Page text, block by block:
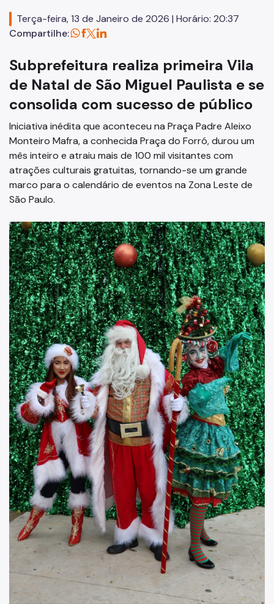
Termo de Cooperação
Notícias
Terça-feira, 13 de Janeiro de 2026 | Horário: 20:37
Compartilhe:
Subprefeitura realiza primeira Vila
de Natal de São Miguel Paulista e se
consolida com sucesso de público
Iniciativa inédita que aconteceu na Praça Padre Aleixo
Monteiro Mafra, a conhecida Praça do Forró, durou um
mês inteiro e atraiu mais de 100 mil visitantes com
atrações culturais gratuitas, tornando-se um grande
marco para o calendário de eventos na Zona Leste de
São Paulo.